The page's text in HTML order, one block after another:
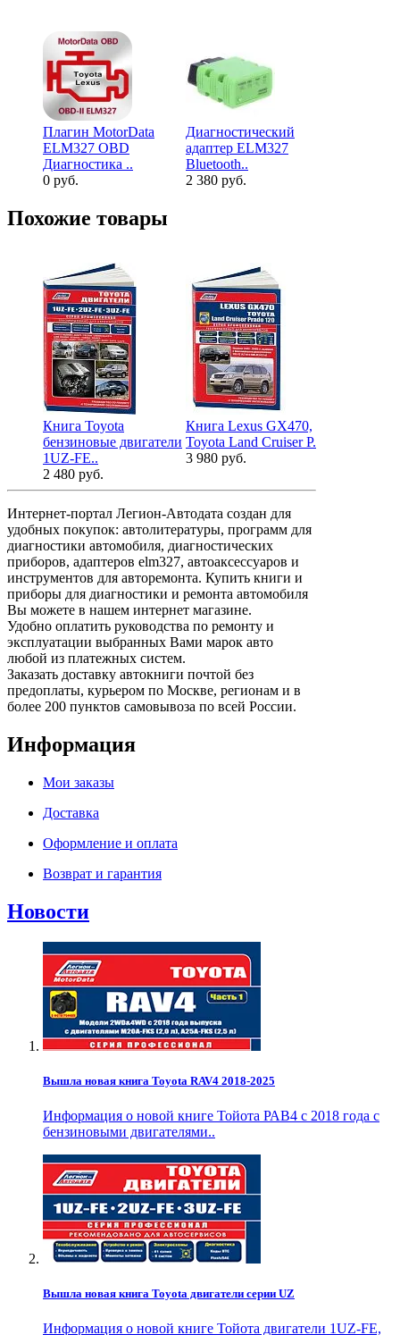
Плагин MotorData
ELM327 OBD
Диагностика ..
0 руб.
Диагностический
адаптер ELM327
Bluetooth..
2 380 руб.
Похожие товары
Книга Toyota
бензиновые двигатели
1UZ-FE..
2 480 руб.
Книга Lexus GX470,
Toyota Land Cruiser P..
3 980 руб.
Интернет-портал Легион-Автодата создан для
удобных покупок: автолитературы, программ для
диагностики автомобиля, диагностических
приборов, адаптеров elm327, автоаксессуаров и
инструментов для авторемонта. Купить книги и
приборы для диагностики и ремонта автомобиля
Вы можете в нашем интернет магазине.
Удобно оплатить руководства по ремонту и
эксплуатации выбранных Вами марок авто
любой из платежных систем.
Заказать доставку автокниги почтой без
предоплаты, курьером по Москве, регионам и в
более 200 пунктов самовывоза по всей России.
Информация
Мои заказы
Доставка
Оформление и оплата
Возврат и гарантия
Новости
Вышла новая книга Toyota RAV4 2018-2025
Информация о новой книге Тойота РАВ4 с 2018 года с
бензиновыми двигателями..
Вышла новая книга Toyota двигатели серии UZ
Информация о новой книге Тойота двигатели 1UZ-FE,